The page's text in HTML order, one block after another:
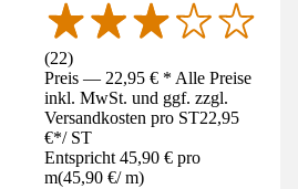
(22)
Preis — 22,95 € * Alle Preise
inkl. MwSt. und ggf. zzgl.
Versandkosten pro ST22,95
€*/ ST
Entspricht 45,90 € pro
m(45,90 €/ m)